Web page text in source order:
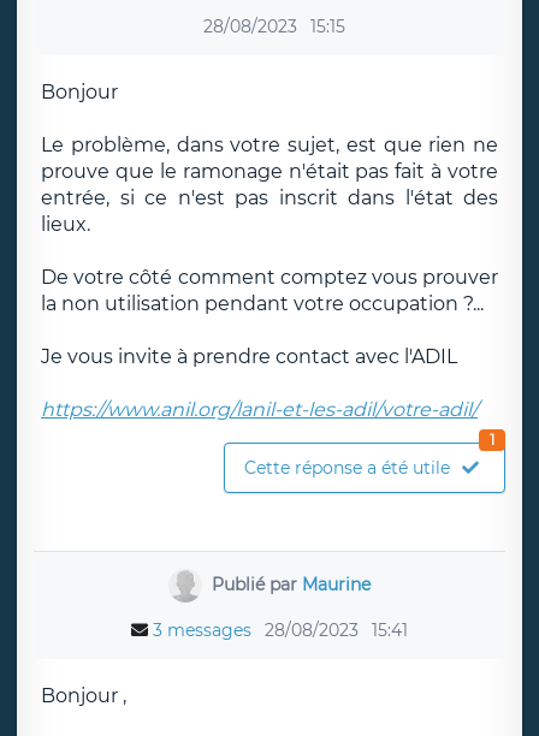
28/08/2023 15:15
Bonjour
Le problème, dans votre sujet, est que rien ne
prouve que le ramonage n'était pas fait à votre
entrée, si ce n'est pas inscrit dans l'état des
lieux.
De votre côté comment comptez vous prouver
la non utilisation pendant votre occupation ?...
Je vous invite à prendre contact avec l'ADIL
https://www.anil.org/lanil-et-les-adil/votre-adil/
Cette réponse a été utile
1
Publié par Maurine
3 messages 28/08/2023 15:41
Bonjour ,